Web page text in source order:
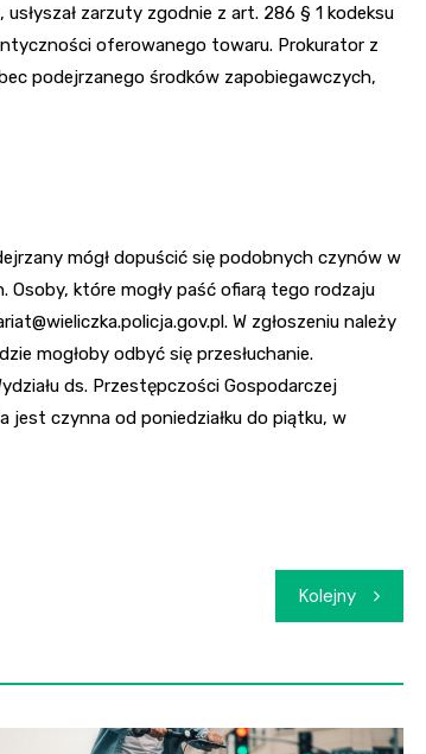
zarzuty zgodnie z art. 286 § 1 kodeksu
oferowanego towaru. Prokurator z
podejrzanego środków zapobiegawczych,
mógł dopuścić się podobnych czynów w
które mogły paść ofiarą tego rodzaju
. W zgłoszeniu należy
mogłoby odbyć się przesłuchanie.
ds. Przestępczości Gospodarczej
jest czynna od poniedziałku do piątku, w
Kolejny